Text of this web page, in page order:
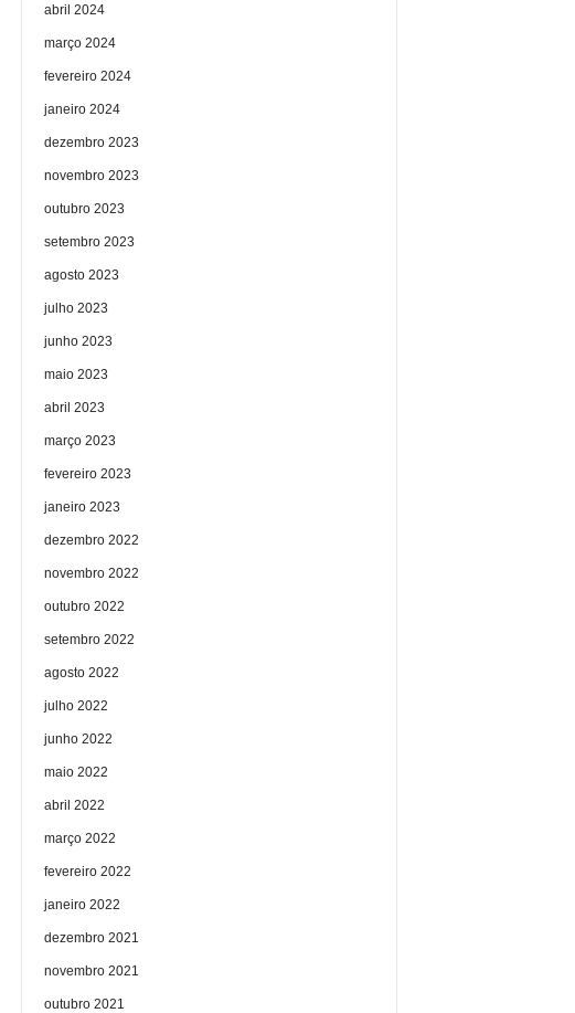
abril 2024
março 2024
fevereiro 2024
janeiro 2024
dezembro 2023
novembro 2023
outubro 2023
setembro 2023
agosto 2023
julho 2023
junho 2023
maio 2023
abril 2023
março 2023
fevereiro 2023
janeiro 2023
dezembro 2022
novembro 2022
outubro 2022
setembro 2022
agosto 2022
julho 2022
junho 2022
maio 2022
abril 2022
março 2022
fevereiro 2022
janeiro 2022
dezembro 2021
novembro 2021
outubro 2021